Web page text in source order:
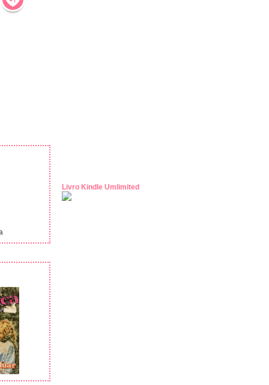
Livro Kindle Umlimited